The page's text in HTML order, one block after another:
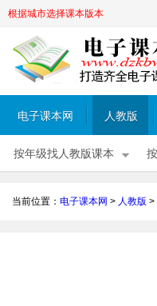
根据城市选择课本版本
电子课本网 人教版
按年级找人教版课本
当前位置： 电子课本网 > 人教版 >